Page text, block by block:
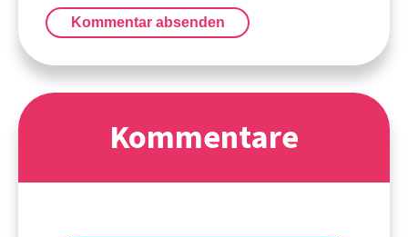
Kommentar absenden
Kommentare